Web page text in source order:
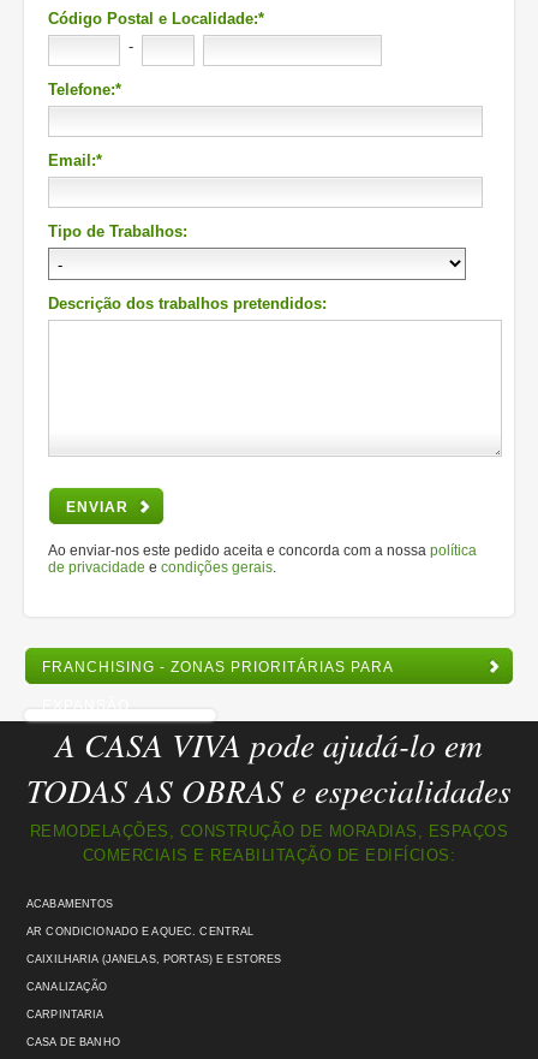
Código Postal e Localidade:*
-
Telefone:*
Email:*
Tipo de Trabalhos:
Descrição dos trabalhos pretendidos:
ENVIAR
Ao enviar-nos este pedido aceita e concorda com a nossa política
de privacidade e condições gerais
FRANCHISING - ZONAS PRIORITÁRIAS PARA
EXPANSÃO
A CASA VIVA pode ajudá-lo em
TODAS AS OBRAS e especialidades
REMODELAÇÕES, CONSTRUÇÃO DE MORADIAS, ESPAÇOS
COMERCIAIS E REABILITAÇÃO DE EDIFÍCIOS:
ACABAMENTOS
AR CONDICIONADO E AQUEC. CENTRAL
CAIXILHARIA (JANELAS, PORTAS) E ESTORES
CANALIZAÇÃO
CARPINTARIA
CASA DE BANHO